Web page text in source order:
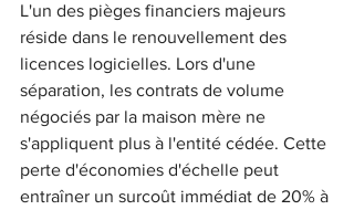
L'un des pièges financiers majeurs
réside dans le renouvellement des
licences logicielles. Lors d'une
séparation, les contrats de volume
négociés par la maison mère ne
s'appliquent plus à l'entité cédée. Cette
perte d'économies d'échelle peut
entraîner un surcoût immédiat de 20% à